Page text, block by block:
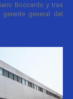
Boccardo y tras
general del